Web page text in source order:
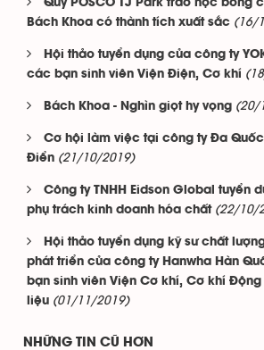
Quỹ POSCO TJ Park trao học bổng
Bách Khoa có thành tích xuất sắc (16/
Hội thảo tuyển dụng của công ty
các bạn sinh viên Viện Điện, Cơ khí
Bách Khoa - Nghìn giọt hy vọng (20/
Cơ hội làm việc tại công ty Đa Quốc
Điển (21/10/2019)
Công ty TNHH Eidson Global tuyển
phụ trách kinh doanh hóa chất (22/10/
Hội thảo tuyển dụng kỹ sư chất
phát triển của công ty Hanwha Hàn
bạn sinh viên Viện Cơ khí, Cơ khí Động
liệu (01/11/2019)
NHỮNG TIN CŨ HƠN